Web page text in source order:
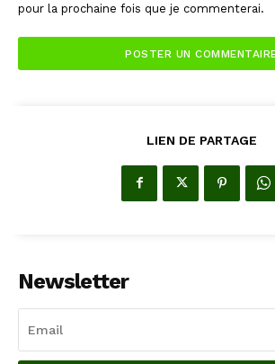
pour la prochaine fois que je commenterai.
LIEN DE PARTAGE
Newsletter